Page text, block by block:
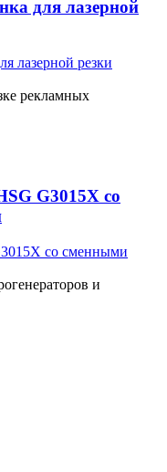
для лазерной
рекламных
G3015X со
и